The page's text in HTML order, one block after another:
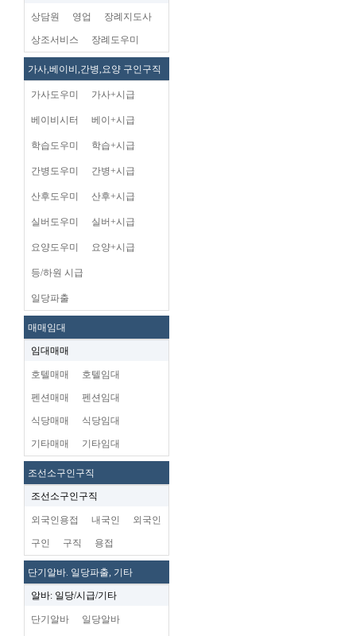
상담원 영업 장례지도사
상조서비스 장례도우미
가사,베이비,간병,요양 구인구직
가사도우미 가사+시급
베이비시터 베이+시급
학습도우미 학습+시급
간병도우미 간병+시급
산후도우미 산후+시급
실버도우미 실버+시급
요양도우미 요양+시급
등/하원 시급
일당파출
매매임대
임대매매
호텔매매 호텔임대
펜션매매 펜션임대
식당매매 식당임대
기타매매 기타임대
조선소구인구직
조선소구인구직
외국인용접 내국인 외국인
구인 구직 용접
단기알바. 일당파출, 기타
알바: 일당/시급/기타
단기알바 일당알바